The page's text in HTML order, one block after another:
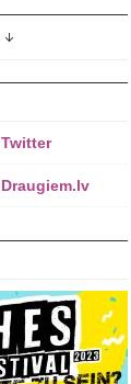
Twitter
Draugiem.lv